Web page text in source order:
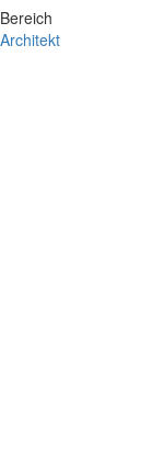
Bereich
Architekt